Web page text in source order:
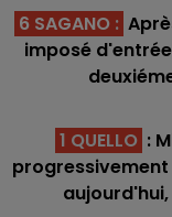
6 SAGANO :
imposé
1 QUELLO :
progressivement